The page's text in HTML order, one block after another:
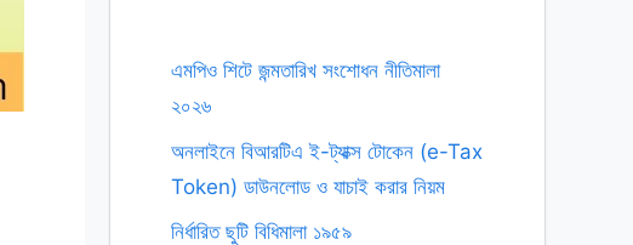
এমপিও শিটে জন্মতারিখ সংশোধন নীতিমালা
২০২৬
অনলাইনে বিআরটিএ ই-ট্যাক্স টোকেন (e-Tax
Token) ডাউনলোড ও যাচাই করার নিয়ম
নির্ধারিত ছুটি বিধিমালা ১৯৫৯